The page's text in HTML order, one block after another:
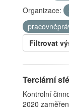
Organizace:
Filtrovat
Terciární
Kontrolní
2020